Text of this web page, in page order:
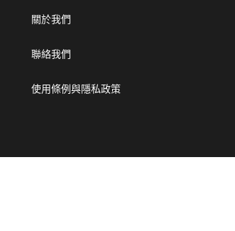
關於我們
聯絡我們
使用條例與隱私政策